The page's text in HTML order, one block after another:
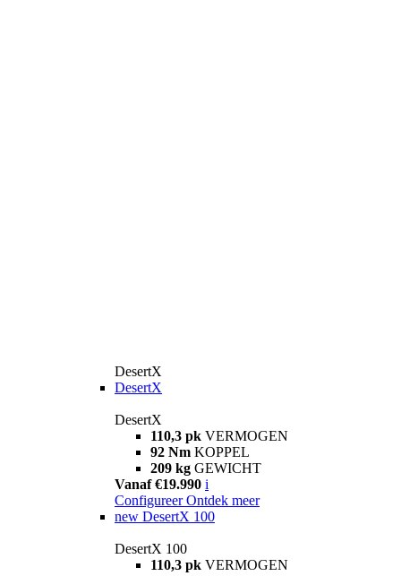
DesertX
DesertX
DesertX
110,3 pk VERMOGEN
92 Nm KOPPEL
209 kg GEWICHT
Vanaf €19.990 i
Configureer Ontdek meer
new DesertX 100
DesertX 100
110,3 pk VERMOGEN